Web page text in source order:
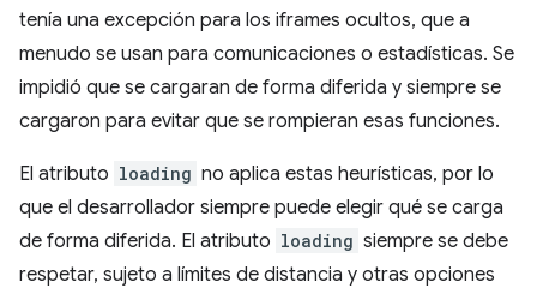
tenía una excepción para los iframes ocultos, que a
menudo se usan para comunicaciones o estadísticas. Se
impidió que se cargaran de forma diferida y siempre se
cargaron para evitar que se rompieran esas funciones.
El atributo loading no aplica estas heurísticas, por lo
que el desarrollador siempre puede elegir qué se carga
de forma diferida. El atributo loading siempre se debe
respetar, sujeto a límites de distancia y otras opciones